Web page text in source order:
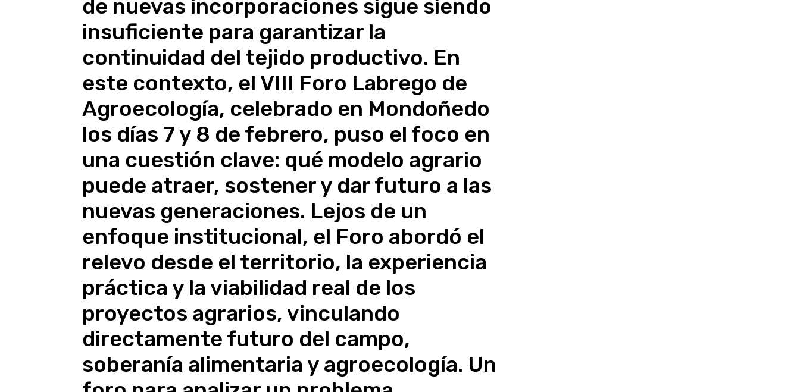
de nuevas incorporaciones sigue siendo
insuficiente para garantizar la
continuidad del tejido productivo. En
este contexto, el VIII Foro Labrego de
Agroecología, celebrado en Mondoñedo
los días 7 y 8 de febrero, puso el foco en
una cuestión clave: qué modelo agrario
puede atraer, sostener y dar futuro a las
nuevas generaciones. Lejos de un
enfoque institucional, el Foro abordó el
relevo desde el territorio, la experiencia
práctica y la viabilidad real de los
proyectos agrarios, vinculando
directamente futuro del campo,
soberanía alimentaria y agroecología. Un